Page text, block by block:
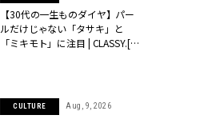
【30代の一生ものダイヤ】パー
ルだけじゃない「タサキ」と
「ミキモト」に注目 | CLASSY.[ク
CULTURE Aug, 9, 2026